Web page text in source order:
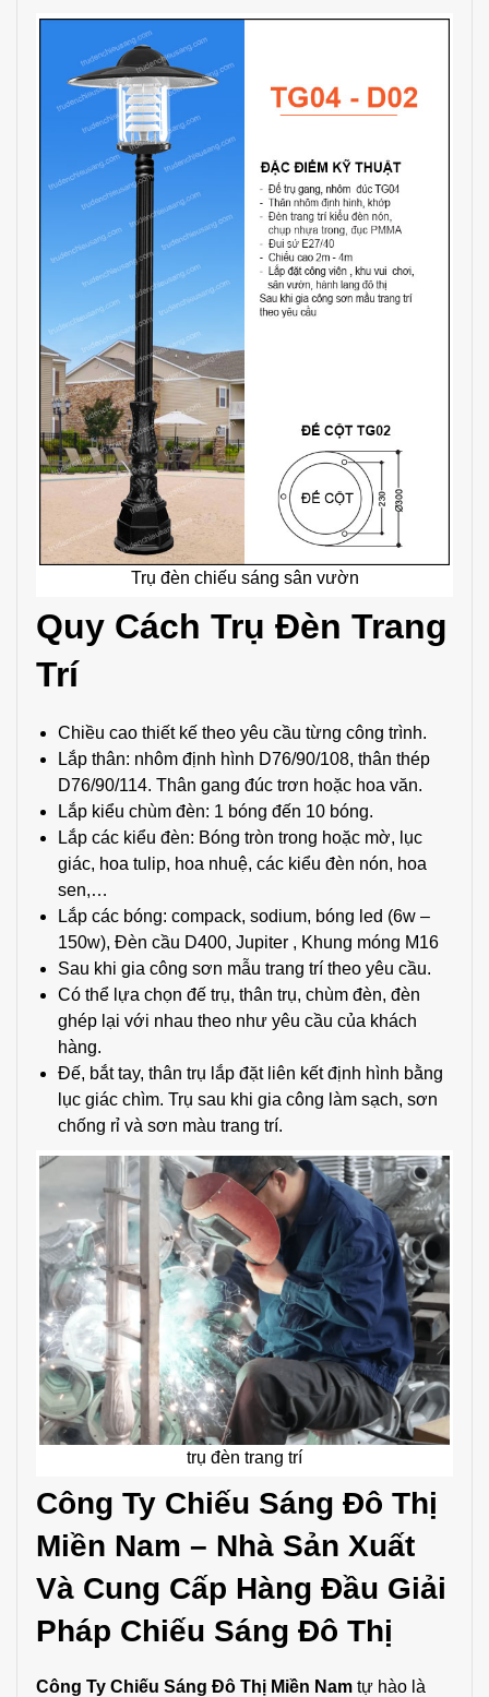
Trụ đèn chiếu sáng sân vườn
Quy Cách Trụ Đèn Trang
Trí
Chiều cao thiết kế theo yêu cầu từng công trình.
Lắp thân: nhôm định hình D76/90/108, thân thép
D76/90/114. Thân gang đúc trơn hoặc hoa văn.
Lắp kiểu chùm đèn: 1 bóng đến 10 bóng.
Lắp các kiểu đèn: Bóng tròn trong hoặc mờ, lục
giác, hoa tulip, hoa nhuệ, các kiểu đèn nón, hoa
sen,…
Lắp các bóng: compack, sodium, bóng led (6w –
150w), Đèn cầu D400, Jupiter , Khung móng M16
Sau khi gia công sơn mẫu trang trí theo yêu cầu.
Có thể lựa chọn đế trụ, thân trụ, chùm đèn, đèn
ghép lại với nhau theo như yêu cầu của khách
hàng.
Đế, bắt tay, thân trụ lắp đặt liên kết định hình bằng
lục giác chìm. Trụ sau khi gia công làm sạch, sơn
chống rỉ và sơn màu trang trí.
trụ đèn trang trí
Công Ty Chiếu Sáng Đô Thị
Miền Nam – Nhà Sản Xuất
Và Cung Cấp Hàng Đầu Giải
Pháp Chiếu Sáng Đô Thị
Công Ty Chiếu Sáng Đô Thị Miền Nam tự hào là